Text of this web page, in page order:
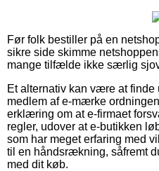
Før folk bestiller på en
sikre side skimme
mange tilfælde ikke særlig
Et alternativ kan være at
medlem af e-mærke
erklæring om at e-firmaet
regler, udover at e-butikken
som har meget erfaring med
til en håndsrækning, såfremt
med dit køb.